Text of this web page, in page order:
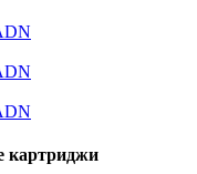
картриджи